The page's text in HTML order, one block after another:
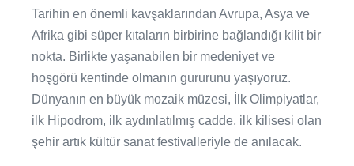
Tarihin en önemli kavşaklarından Avrupa, Asya ve
Afrika gibi süper kıtaların birbirine bağlandığı kilit bir
nokta. Birlikte yaşanabilen bir medeniyet ve
hoşgörü kentinde olmanın gururunu yaşıyoruz.
Dünyanın en büyük mozaik müzesi, İlk Olimpiyatlar,
ilk Hipodrom, ilk aydınlatılmış cadde, ilk kilisesi olan
şehir artık kültür sanat festivalleriyle de anılacak.